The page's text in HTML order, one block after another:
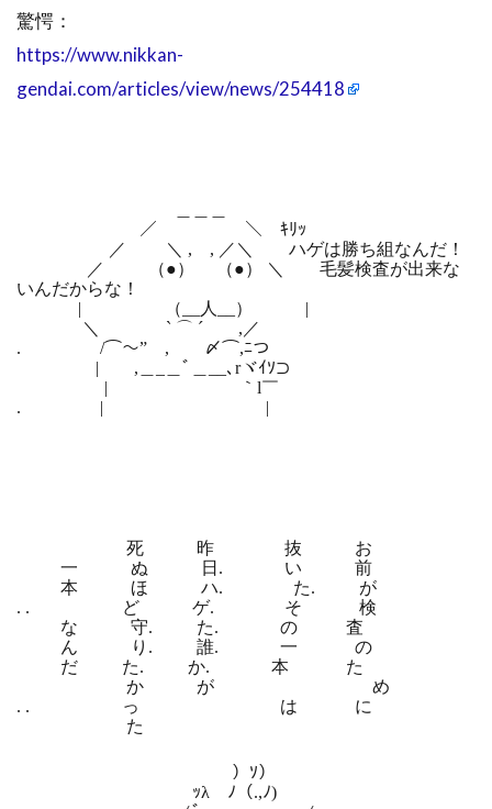
驚愕：
https://www.nikkan-
gendai.com/articles/view/news/254418
／ ＼ ｷﾘｯ
／ ＼ , , ／＼ ハゲは勝ち組なんだ！
／ （●） （●） ＼ 毛髪検査が出来な
いんだからな！
| （__人__） |
＼ ` ⌒ ´ ,／
. /⌒～”￣,￣￣〆⌒,ﾆつ
| ,＿_＿ﾞ＿__､rヾｲｿ⊃
| ｀l￣
. | |
死 昨 抜 お
一 ぬ 日. い 前
本 ほ ハ. た. が
. . ど ゲ. そ 検
な 守. た. の 査
ん り. 誰. 一 の
だ た. か. 本 た
か が め
. . っ は に
た
）ｿ）
ｯλ ﾉ（.,ﾉ)